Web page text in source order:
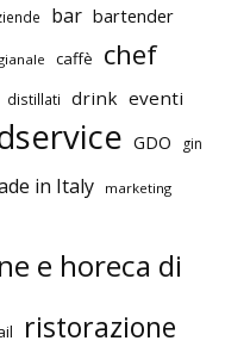
bar bartender
caffè chef
distillati drink eventi
GDO gin
in Italy marketing
e horeca di
ristorazione